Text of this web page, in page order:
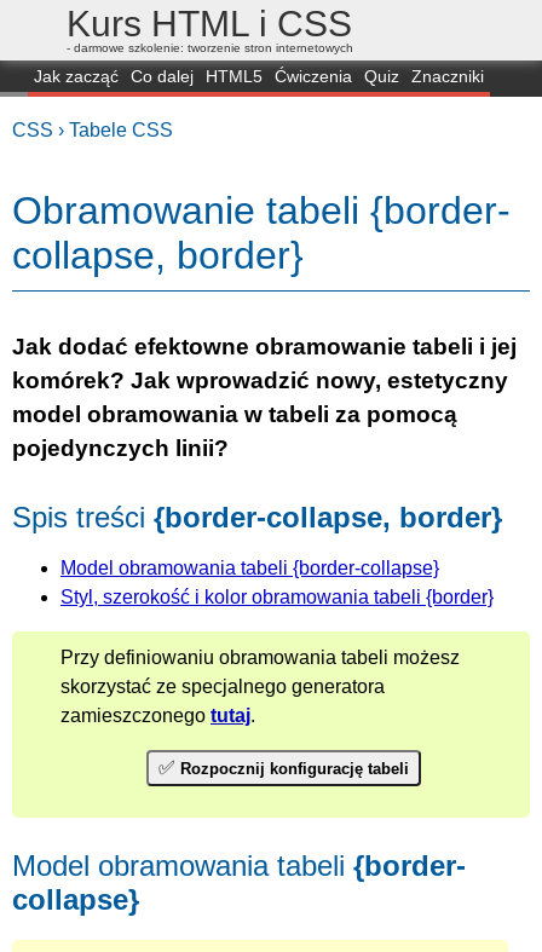
Kurs HTML i CSS
- darmowe szkolenie: tworzenie stron internetowych
Jak zacząć Co dalej HTML5 Ćwiczenia Quiz
Znaczniki
CSS › Tabele CSS
Obramowanie tabeli {border-
collapse, border}
Jak dodać efektowne obramowanie tabeli i jej
komórek? Jak wprowadzić nowy, estetyczny
model obramowania w tabeli za pomocą
pojedynczych linii?
Spis treści {border-collapse, border}
Model obramowania tabeli {border-collapse}
Styl, szerokość i kolor obramowania tabeli {border}
Przy definiowaniu obramowania tabeli możesz
skorzystać ze specjalnego generatora
zamieszczonego tutaj.
✅ Rozpocznij konfigurację tabeli
Model obramowania tabeli {border-
collapse}